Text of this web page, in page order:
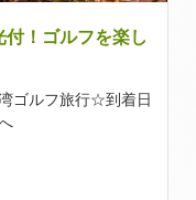
！ゴルフを楽し
ゴルフ旅行☆到着日